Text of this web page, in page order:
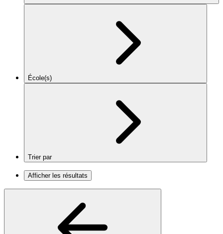
École(s)
Trier par
Afficher les résultats